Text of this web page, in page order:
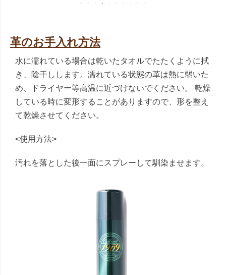
革のお手入れ方法
水に濡れている場合は乾いたタオルでたたくように拭
き、陰干しします。濡れている状態の革は熱に弱いた
め、ドライヤー等高温に近づけないでください。 乾燥
している時に変形することがありますので、形を整え
て乾燥させてください。
<使用方法>
汚れを落とした後一面にスプレーして馴染ませます。